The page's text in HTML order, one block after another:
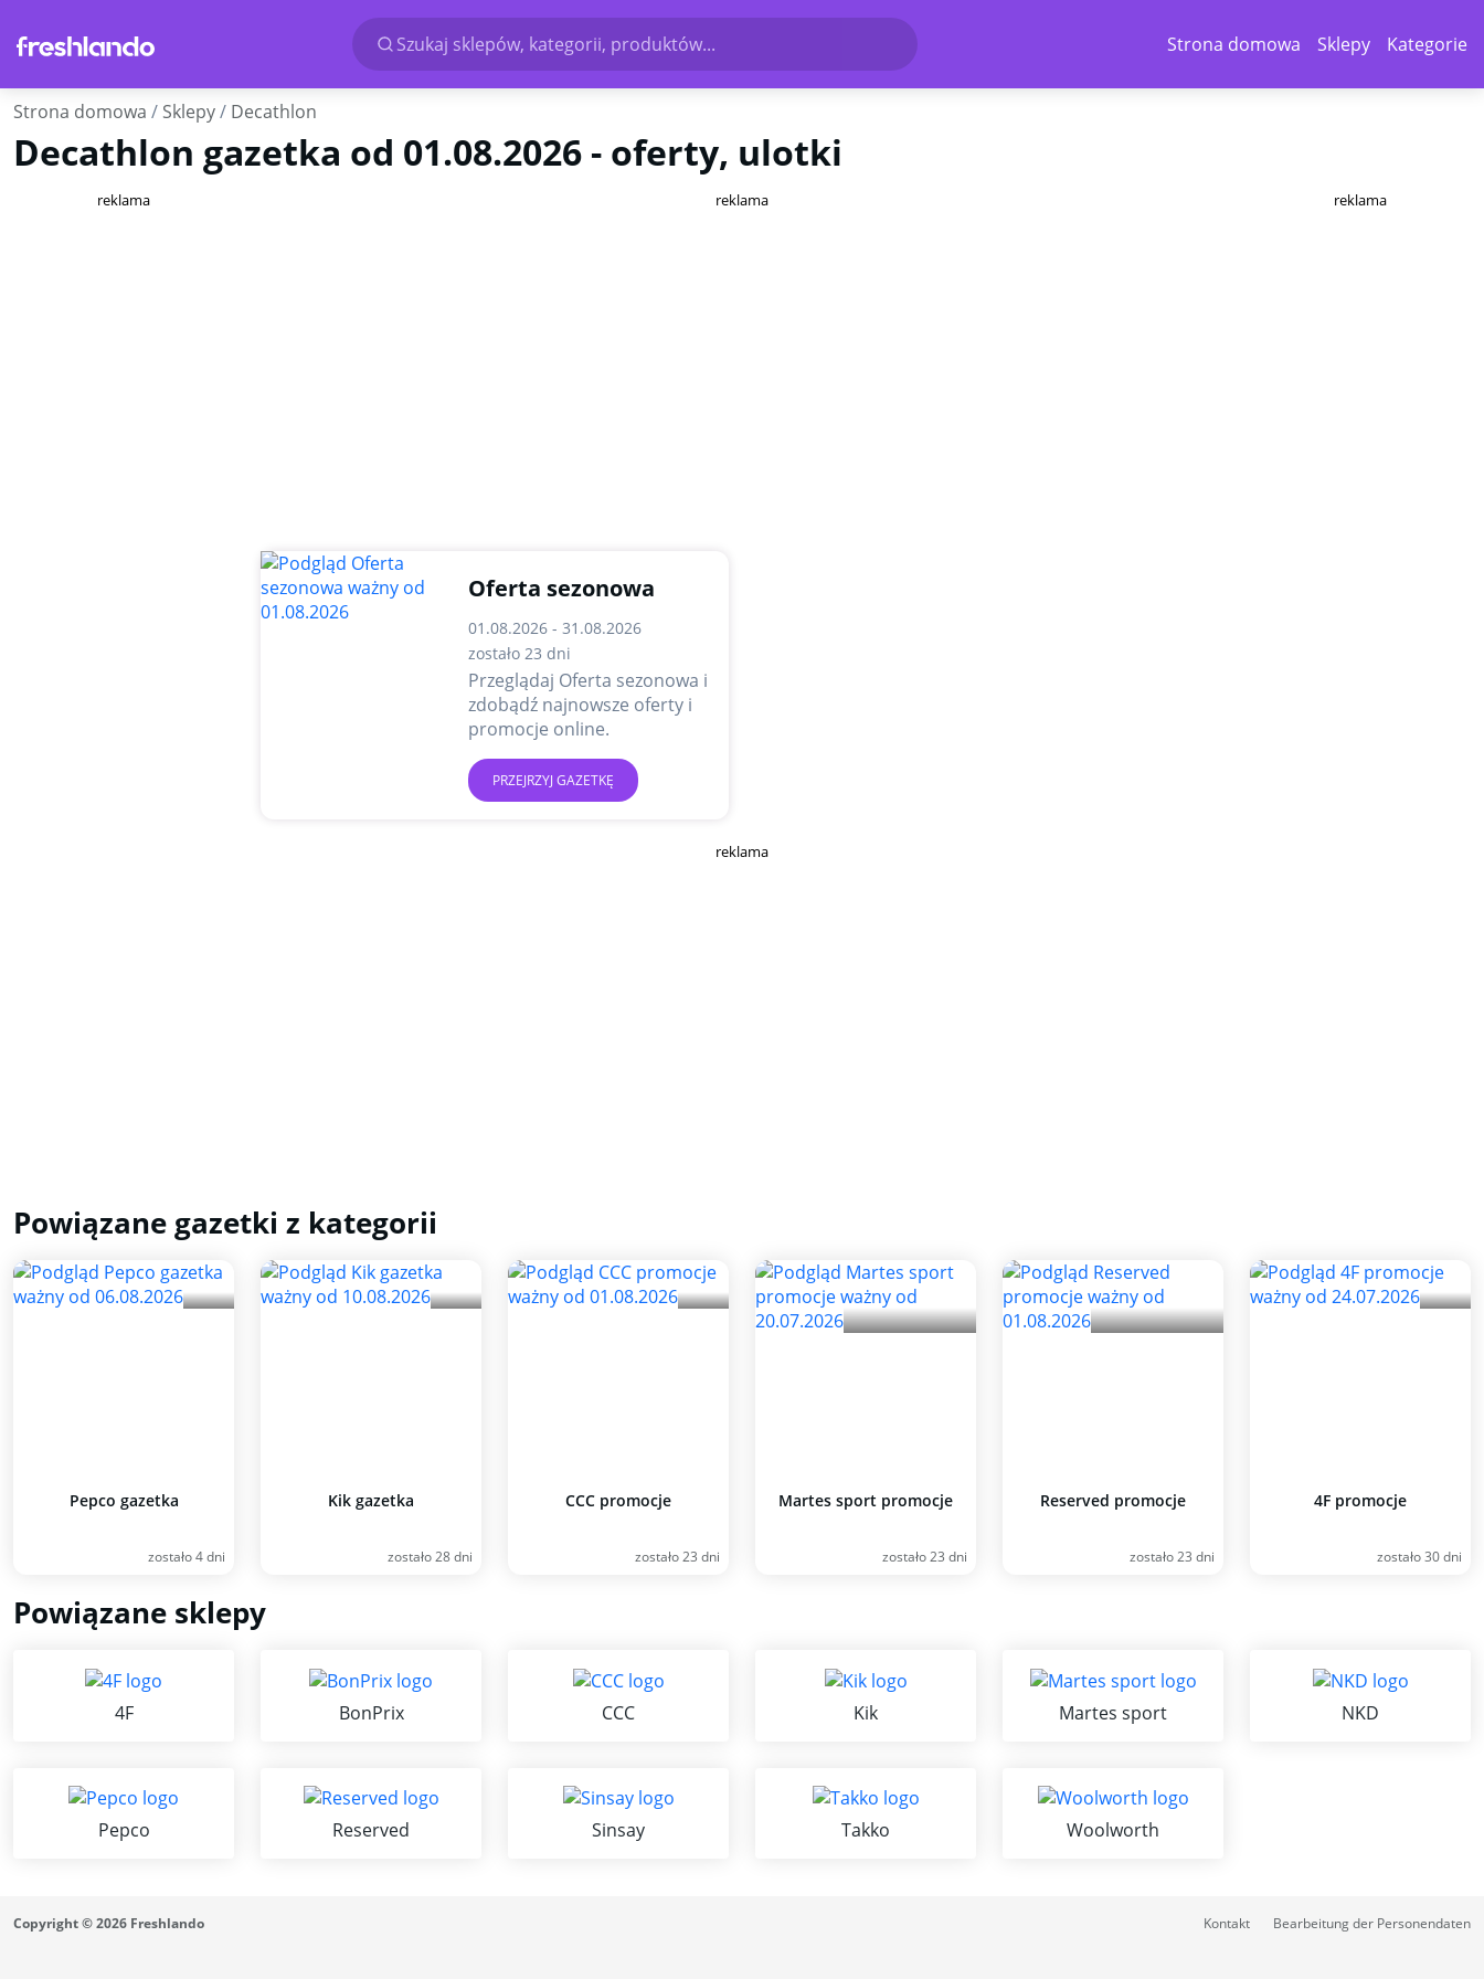
Szukaj sklepów, kategorii, produktów... Strona domowa Sklepy Kategorie
Strona domowa Sklepy Decathlon
Decathlon gazetka od 01.08.2026 - oferty, ulotki
reklama reklama
Oferta sezonowa
01.08.2026 - 31.08.2026
zostało 23 dni
Przeglądaj Oferta sezonowa i
zdobądź najnowsze oferty i
promocje online.
PRZEJRZYJ GAZETKĘ
reklama
reklama
Powiązane gazetki z kategorii
Pepco gazetka
zostało 4 dni
Kik gazetka
zostało 28 dni
CCC promocje
zostało 23 dni
Martes sport promocje
zostało 23 dni
Reserved promocje
zostało 23 dni
4F promocje
zostało 30 dni
Powiązane sklepy
4F BonPrix CCC Kik Martes sport NKD
Pepco Reserved Sinsay Takko Woolworth
Kontakt Bearbeitung der Personendaten
Copyright © 2026 Freshlando